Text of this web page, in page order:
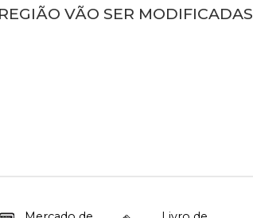
VÃO SER MODIFICADAS